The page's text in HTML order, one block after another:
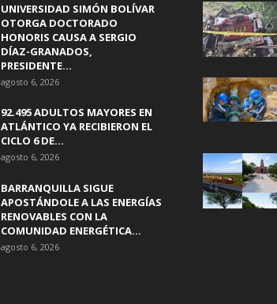
UNIVERSIDAD SIMÓN BOLÍVAR
OTORGA DOCTORADO
HONORIS CAUSA A SERGIO
DÍAZ-GRANADOS,
PRESIDENTE...
agosto 6, 2026
92.495 ADULTOS MAYORES EN
ATLÁNTICO YA RECIBIERON EL
CICLO 6 DE...
agosto 6, 2026
BARRANQUILLA SIGUE
APOSTÁNDOLE A LAS ENERGÍAS
RENOVABLES CON LA
COMUNIDAD ENERGÉTICA...
agosto 6, 2026